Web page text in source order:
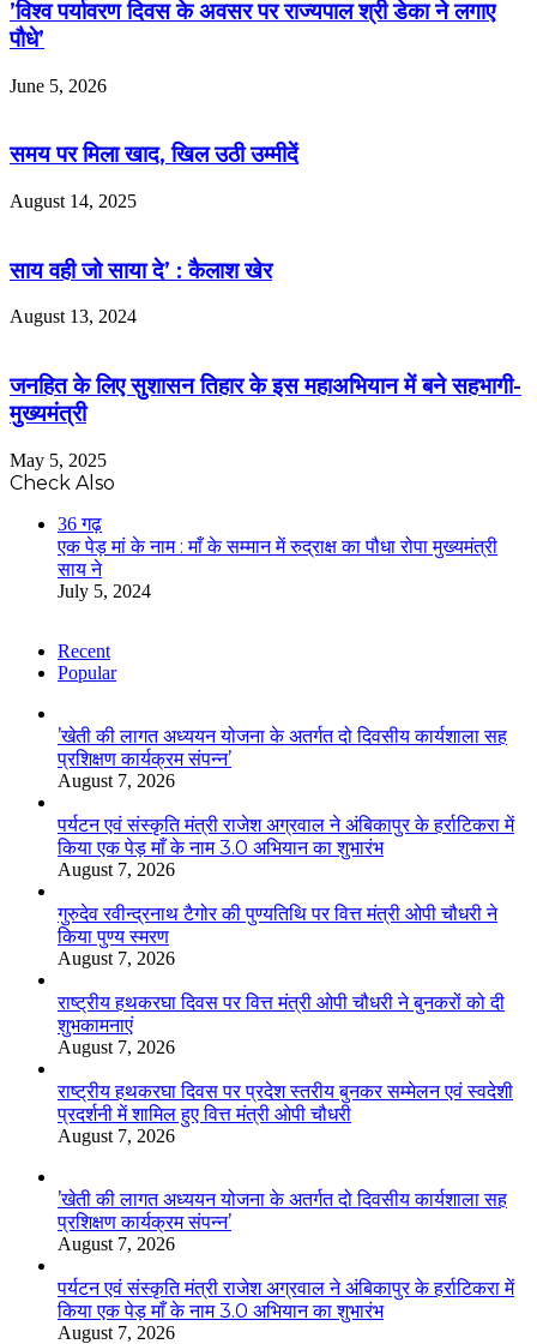
’विश्व पर्यावरण दिवस के अवसर पर राज्यपाल श्री डेका ने लगाए
पौधे’
June 5, 2026
समय पर मिला खाद, खिल उठी उम्मीदें
August 14, 2025
साय वही जो साया दे’ : कैलाश खेर
August 13, 2024
जनहित के लिए सुशासन तिहार के इस महाअभियान में बने सहभागी-
मुख्यमंत्री
May 5, 2025
Check Also
36 गढ़
एक पेड़ मां के नाम : माँ के सम्मान में रुद्राक्ष का पौधा रोपा मुख्यमंत्री
साय ने
July 5, 2024
Recent
Popular
’खेती की लागत अध्ययन योजना के अतर्गत दो दिवसीय कार्यशाला सह
प्रशिक्षण कार्यक्रम संपन्न’
August 7, 2026
पर्यटन एवं संस्कृति मंत्री राजेश अग्रवाल ने अंबिकापुर के हर्राटिकरा में
किया एक पेड़ माँ के नाम 3.0 अभियान का शुभारंभ
August 7, 2026
गुरुदेव रवीन्द्रनाथ टैगोर की पुण्यतिथि पर वित्त मंत्री ओपी चौधरी ने
किया पुण्य स्मरण
August 7, 2026
राष्ट्रीय हथकरघा दिवस पर वित्त मंत्री ओपी चौधरी ने बुनकरों को दी
शुभकामनाएं
August 7, 2026
राष्ट्रीय हथकरघा दिवस पर प्रदेश स्तरीय बुनकर सम्मेलन एवं स्वदेशी
प्रदर्शनी में शामिल हुए वित्त मंत्री ओपी चौधरी
August 7, 2026
’खेती की लागत अध्ययन योजना के अतर्गत दो दिवसीय कार्यशाला सह
प्रशिक्षण कार्यक्रम संपन्न’
August 7, 2026
पर्यटन एवं संस्कृति मंत्री राजेश अग्रवाल ने अंबिकापुर के हर्राटिकरा में
किया एक पेड़ माँ के नाम 3.0 अभियान का शुभारंभ
August 7, 2026